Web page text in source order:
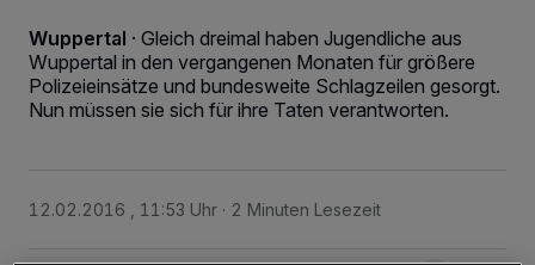
Wuppertal · Gleich dreimal haben Jugendliche aus
Wuppertal in den vergangenen Monaten für größere
Polizeieinsätze und bundesweite Schlagzeilen gesorgt.
Nun müssen sie sich für ihre Taten verantworten.
12.02.2016 , 11:53 Uhr 2 Minuten Lesezeit